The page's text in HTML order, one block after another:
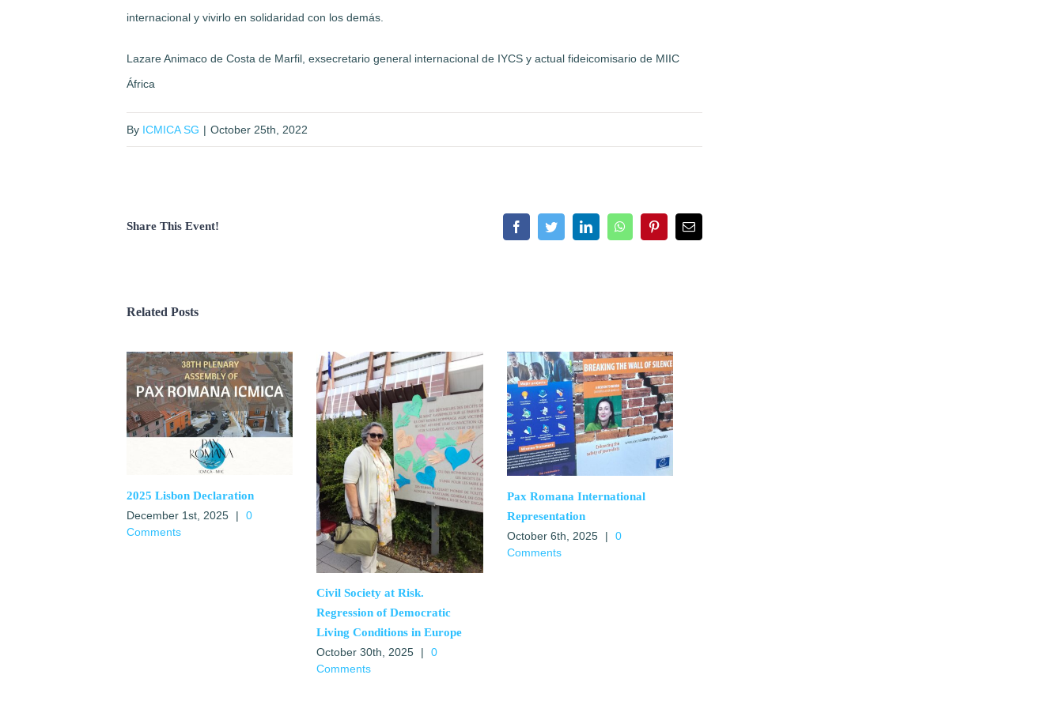
internacional y vivirlo en solidaridad con los demás.
Lazare Animaco de Costa de Marfil, exsecretario general internacional de IYCS y actual fideicomisario de MIIC
África
By ICMICA SG | October 25th, 2022
Share This Event! FacebookTwitterLinkedInWhatsAppPinterestEmail
Related Posts
2025 Lisbon Declaration
December 1st, 2025
|
0
Comments
Civil Society at Risk.
Regression of Democratic
Living Conditions in Europe
October 30th, 2025
|
0
Comments
Pax Romana International
Representation
October 6th, 2025
|
0
Comments